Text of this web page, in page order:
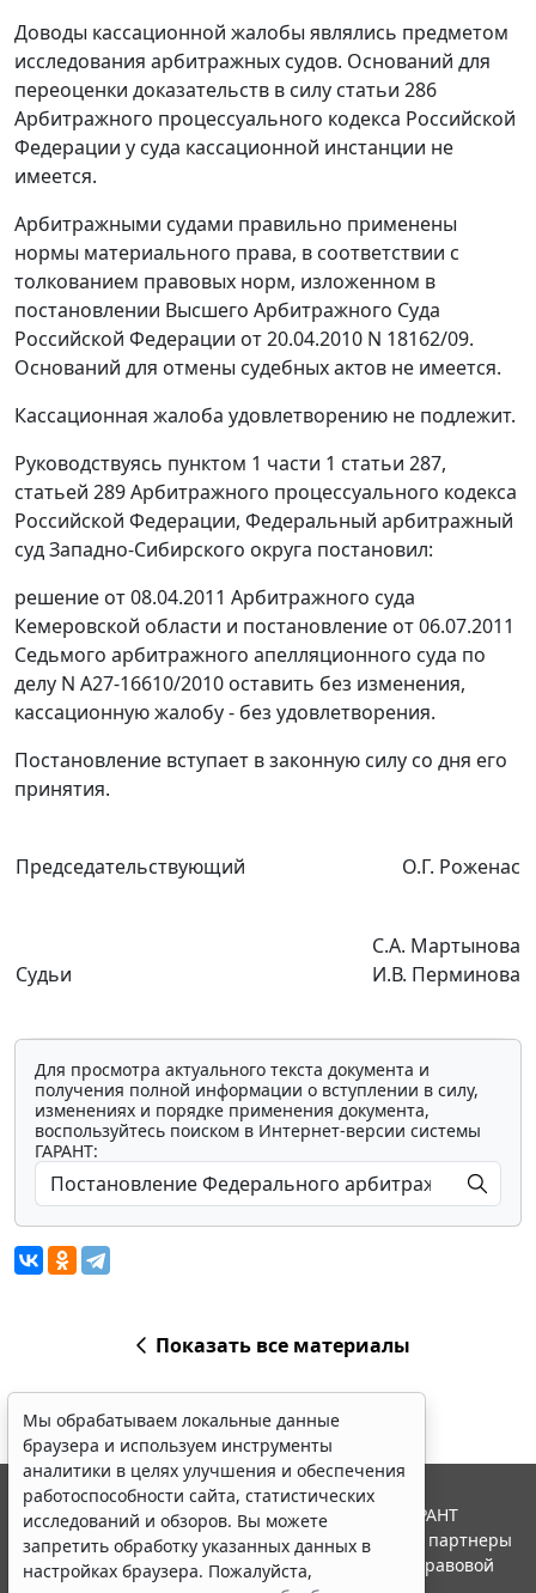
Доводы кассационной жалобы являлись предметом
исследования арбитражных судов. Оснований для
переоценки доказательств в силу статьи 286
Арбитражного процессуального кодекса Российской
Федерации у суда кассационной инстанции не
имеется.
Арбитражными судами правильно применены
нормы материального права, в соответствии с
толкованием правовых норм, изложенном в
постановлении Высшего Арбитражного Суда
Российской Федерации от 20.04.2010 N 18162/09.
Оснований для отмены судебных актов не имеется.
Кассационная жалоба удовлетворению не подлежит.
Руководствуясь пунктом 1 части 1 статьи 287,
статьей 289Арбитражного процессуального кодекса
Российской Федерации, Федеральный арбитражный
суд Западно-Сибирского округа постановил:
решение от 08.04.2011 Арбитражного суда
Кемеровской области и постановление от 06.07.2011
Седьмого арбитражного апелляционного суда по
делу N А27-16610/2010 оставить без изменения,
кассационную жалобу - без удовлетворения.
Постановление вступает в законную силу со дня его
принятия.
Председательствующий О.Г. Роженас
Судьи
С.А. Мартынова
И.В. Перминова
Для просмотра актуального текста документа и
получения полной информации о вступлении в силу,
изменениях и порядке применения документа,
воспользуйтесь поиском в Интернет-версии системы
ГАРАНТ:
Показать все материалы
Мы обрабатываем локальные данные
браузера и используем инструменты
аналитики в целях улучшения и обеспечения
работоспособности сайта, статистических
исследований и обзоров. Вы можете
запретить обработку указанных данных в
настройках браузера. Пожалуйста,
© ООО "НПП "ГАРАНТ-СЕРВИС", 2026. Система ГАРАНТ
выпускается с 1990 года. Компания "Гарант" и ее партнеры
являются участниками Российской ассоциации правовой